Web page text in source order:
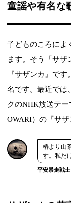
童謡や有名な
子どものころによ
ます。そう「サ
『サザンカ』で
名です。最近では
クのNHK放送テ
OWARI）の『サザ
椿より山
す。私だ
平安暴走戦